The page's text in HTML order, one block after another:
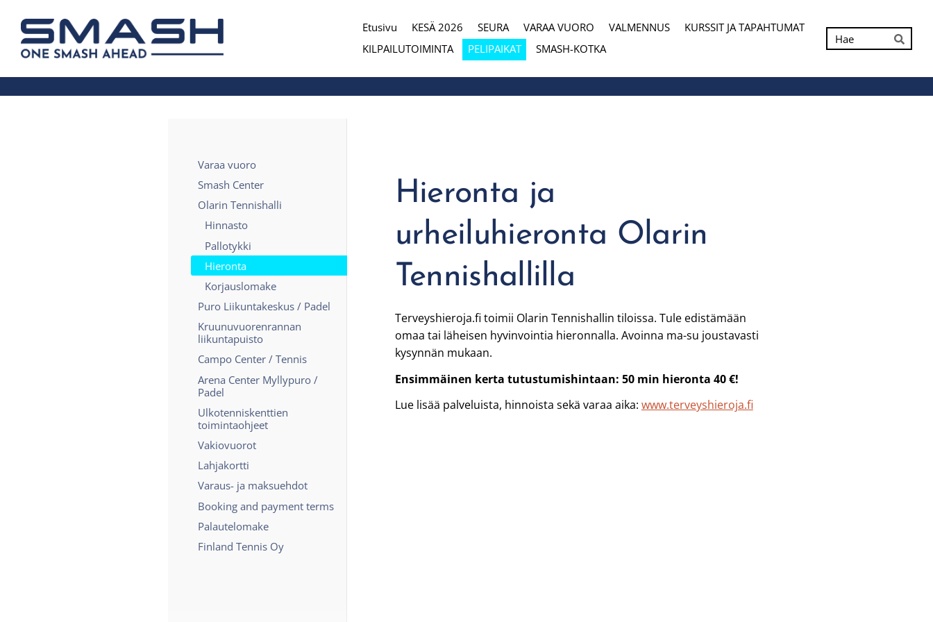
Siirry
sivun
sisältöön
Smash ry - Suomen suurin mailapeliseura
Etusivu KESÄ 2026 SEURA VARAA VUORO VALMENNUS
KURSSIT JA TAPAHTUMAT
KILPAILUTOIMINTA
PELIPAIKAT SMASH-KOTKA Hae
Varaa vuoro
Smash Center
Olarin Tennishalli
Hinnasto
Pallotykki
Hieronta
Korjauslomake
Puro Liikuntakeskus / Padel
Kruunuvuorenrannan
liikuntapuisto
Campo Center / Tennis
Arena Center Myllypuro /
Padel
Ulkotenniskenttien
toimintaohjeet
Vakiovuorot
Lahjakortti
Varaus- ja maksuehdot
Booking and payment terms
Palautelomake
Finland Tennis Oy
Hieronta ja
urheiluhieronta Olarin
Tennishallilla
Terveyshieroja.fi toimii Olarin Tennishallin tiloissa. Tule edistämään
omaa tai läheisen hyvinvointia hieronnalla. Avoinna ma-su joustavasti
kysynnän mukaan.
Ensimmäinen kerta tutustumishintaan: 50 min hieronta 40 €!
Lue lisää palveluista, hinnoista sekä varaa aika: www.terveyshieroja.fi